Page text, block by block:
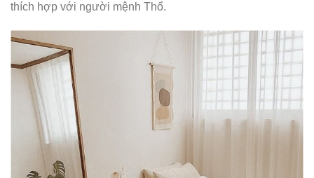
thích hợp với người mệnh Thổ.